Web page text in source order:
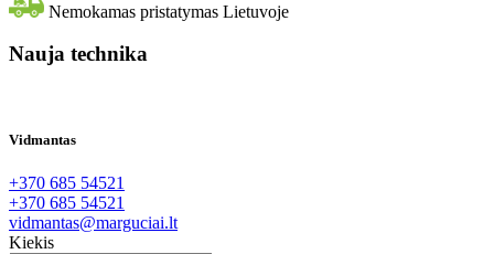
Nemokamas pristatymas Lietuvoje
Nauja technika
Vidmantas
+370 685 54521
+370 685 54521
vidmantas@marguciai.lt
Kiekis